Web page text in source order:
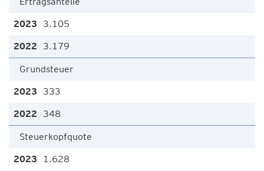
3.105
3.179
Grundsteuer
333
348
Steuerkopfquote
1.628